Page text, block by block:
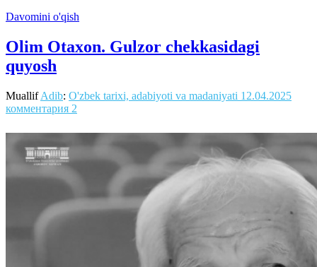
Davomini o'qish
Olim Otaxon. Gulzor chekkasidagi
quyosh
MuallifAdib: O'zbek tarixi, adabiyoti va madaniyati 12.04.2025
комментария 2